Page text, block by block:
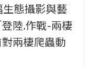
態攝影與藝
陸.作戰-兩棲
兩棲爬蟲動